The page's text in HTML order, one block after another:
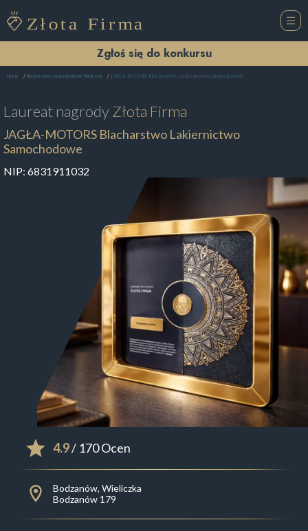
Zgłoś się do konkursu
Home Blacharstwo samochodowe Wieliczka JAGŁA-MOTORS Blacharstwo Lakiernictwo Samochodowe
Laureat nagrodyZłota Firma
JAGŁA-MOTORS Blacharstwo Lakiernictwo
Samochodowe
NIP: 6831911032
4.9/ 170 Ocen
Bodzanów, Wieliczka
Bodzanów 179